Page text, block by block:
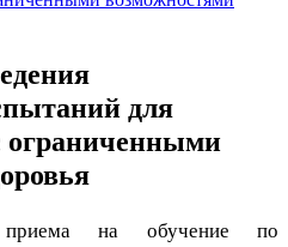
для
ограниченными
на обучение по